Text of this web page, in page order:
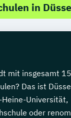
in
mit insgesamt 15
Das ist
Heine-Universität,
oder